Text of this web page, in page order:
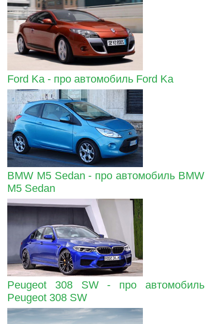
Ford Ka - про автомобиль Ford Ka
BMW M5 Sedan - про автомобиль BMW
M5 Sedan
Peugeot 308 SW - про автомобиль
Peugeot 308 SW